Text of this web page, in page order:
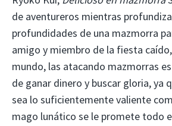
de aventureros mientras
profundidades de una mazmorra
amigo y miembro de la fiesta
mundo, las atacando mazmorras
de ganar dinero y buscar gloria, ya
sea lo suficientemente valiente
mago lunático se le promete todo